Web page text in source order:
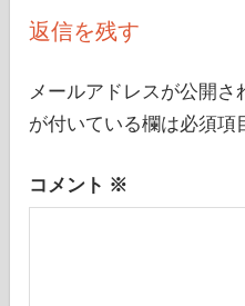
ゲ
ー
シ
ョ
ン
返信を残す
メールアドレスが公開さ
が付いている欄は必須項
コメント ※